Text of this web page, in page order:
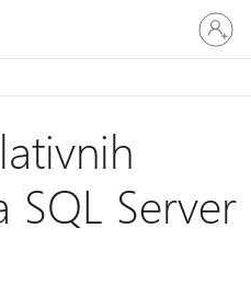
Prijavite
se
na
SQL Server